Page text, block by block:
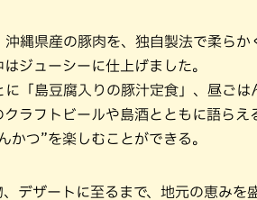
沖縄県産の豚肉を、独自製法で柔ら
ジューシーに仕上げました。
「島豆腐入りの豚汁定食」、昼ご
ラフトビールや島酒とともに語らえ
かつ”を楽しむことができる。
、デザートに至るまで、地元の恵み